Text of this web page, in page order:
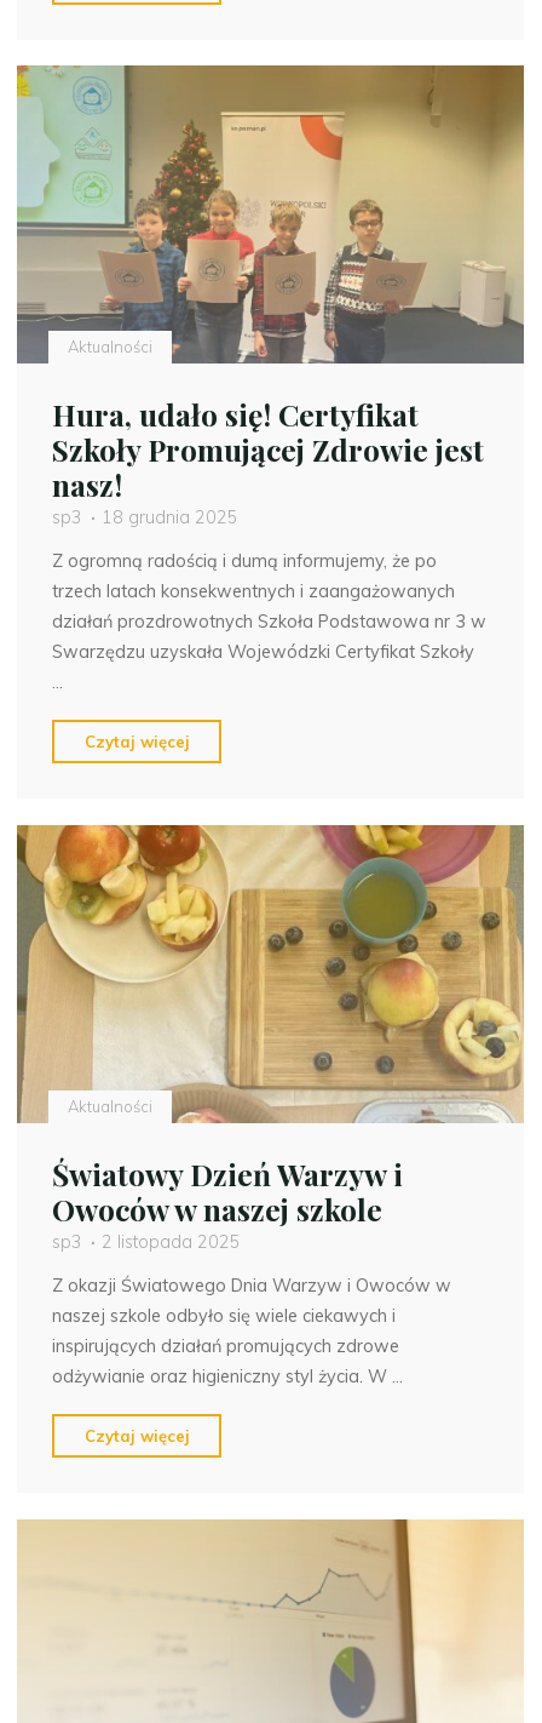
półrocze
edukacją
za
nami."
Aktualności
Hura, udało się! Certyfikat
Szkoły Promującej Zdrowie jest
nasz!
sp3
18 grudnia 2025
Z ogromną radością i dumą informujemy, że po
trzech latach konsekwentnych i zaangażowanych
działań prozdrowotnych Szkoła Podstawowa nr 3 w
Swarzędzu uzyskała Wojewódzki Certyfikat Szkoły
…
Czytaj więcej
Certyfikat
Szkoły
Promującej
Zdrowie
jest
Aktualności
Światowy Dzień Warzyw i
Owoców w naszej szkole
sp3
2 listopada 2025
Z okazji Światowego Dnia Warzyw i Owoców w
naszej szkole odbyło się wiele ciekawych i
inspirujących działań promujących zdrowe
odżywianie oraz higieniczny styl życia. W …
Czytaj więcej
Dzień
i